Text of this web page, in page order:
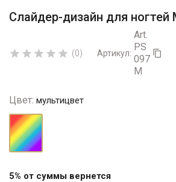
Слайдер-дизайн для ногтей
     (0) Артикул:
Art.
PS
097
M

Цвет: мультицвет
мультицвет
5% от суммы вернется